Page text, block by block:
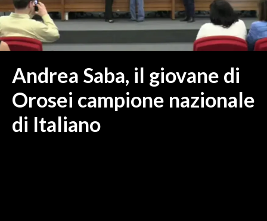
GALLURA
NUORO E PROVINCIA
OGLIASTRA
ITALIA
MONDO
Andrea Saba, il giovane di
Orosei campione nazionale
di Italiano